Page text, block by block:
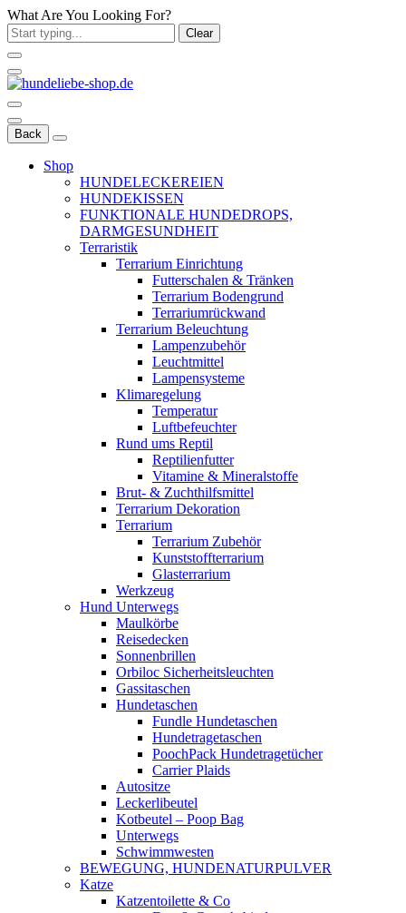
What Are You Looking For?
Clear
Back
Shop
HUNDELECKEREIEN
HUNDEKISSEN
FUNKTIONALE HUNDEDROPS,
DARMGESUNDHEIT
Terraristik
Terrarium Einrichtung
Futterschalen & Tränken
Terrarium Bodengrund
Terrariumrückwand
Terrarium Beleuchtung
Lampenzubehör
Leuchtmittel
Lampensysteme
Klimaregelung
Temperatur
Luftbefeuchter
Rund ums Reptil
Reptilienfutter
Vitamine & Mineralstoffe
Brut- & Zuchthilfsmittel
Terrarium Dekoration
Terrarium
Terrarium Zubehör
Kunststoffterrarium
Glasterrarium
Werkzeug
Hund Unterwegs
Maulkörbe
Reisedecken
Sonnenbrillen
Orbiloc Sicherheitsleuchten
Gassitaschen
Hundetaschen
Fundle Hundetaschen
Hundetragetaschen
PoochPack Hundetragetücher
Carrier Plaids
Autositze
Leckerlibeutel
Kotbeutel – Poop Bag
Unterwegs
Schwimmwesten
BEWEGUNG, HUNDENATURPULVER
Katze
Katzentoilette & Co